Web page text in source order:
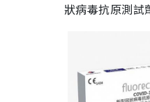
狀病毒抗原測